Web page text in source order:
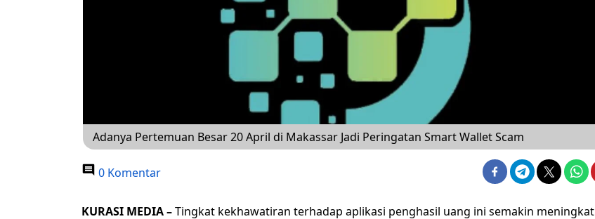
Adanya Pertemuan Besar 20 April di Makassar Jadi Peringatan Smart Wallet Scam
0 Komentar
KURASI MEDIA –Tingkat kekhawatiran terhadap aplikasi penghasil uang ini semakin meningkat